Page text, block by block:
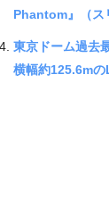
Phantom』（ス
東京ドーム過去
横幅約125.6mの